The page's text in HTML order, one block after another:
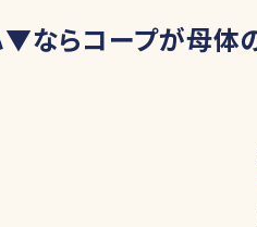
▼ならコープが母体